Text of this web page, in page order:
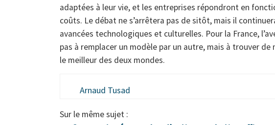
adaptées à leur vie, et les entreprises répondront en
coûts. Le débat ne s’arrêtera pas de sitôt, mais il
avancées technologiques et culturelles. Pour la France,
pas à remplacer un modèle par un autre, mais à trouver
le meilleur des deux mondes.
Arnaud Tusad
Sur le même sujet :